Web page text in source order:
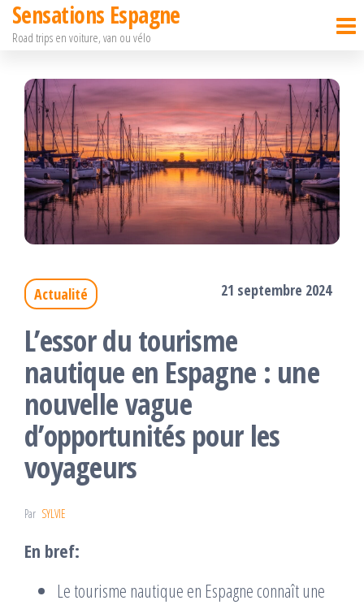
Passer
contenu
Sensations Espagne
Road trips en voiture, van ou vélo
Actualité 21 septembre 2024
L’essor du tourisme
nautique en Espagne : une
nouvelle vague
d’opportunités pour les
voyageurs
Par SYLVIE
En bref:
Le tourisme nautique en Espagne connaît une